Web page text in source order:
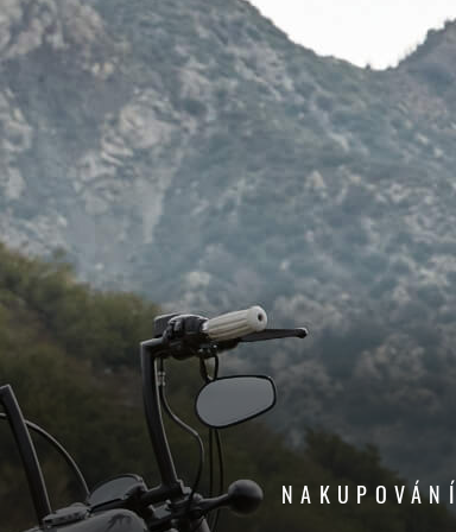
NAKUPOVÁNÍ